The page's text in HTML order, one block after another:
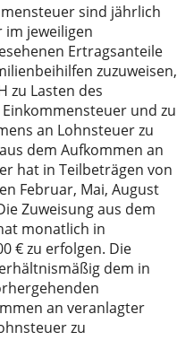
sind jährlich
im jeweiligen
Ertragsanteile
zuzuweisen,
zu Lasten des
und zu
an Lohnsteuer zu
dem Aufkommen an
hat in Teilbeträgen von
Februar, Mai, August
Zuweisung aus dem
monatlich in
€ zu erfolgen. Die
dem in
an veranlagter
zu